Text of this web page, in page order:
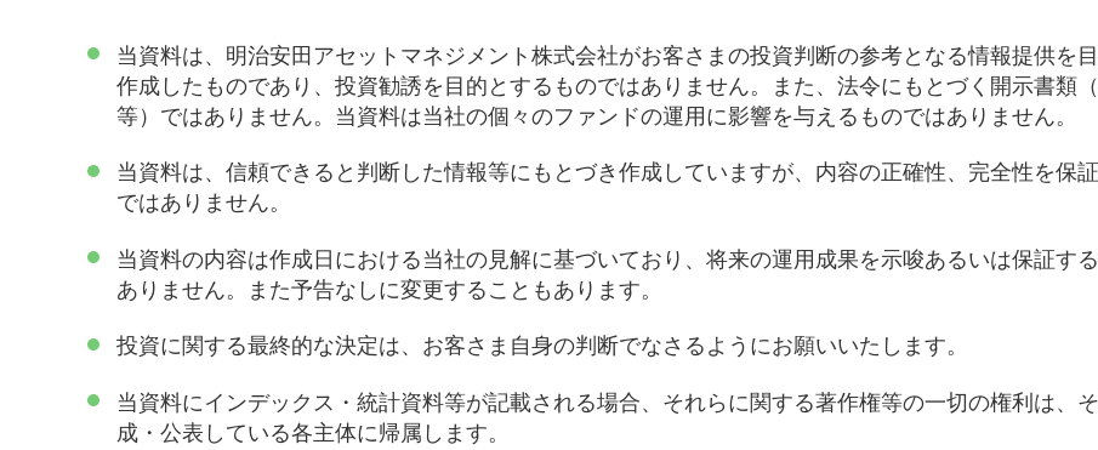
当資料は、明治安田アセットマネジメント株式会社がお客さまの投資判断の参考となる情報提供を
作成したものであり、投資勧誘を目的とするものではありません。また、法令にもとづく開示書類
等）ではありません。当資料は当社の個々のファンドの運用に影響を与えるものではありません。
当資料は、信頼できると判断した情報等にもとづき作成していますが、内容の正確性、完全性を保
ではありません。
当資料の内容は作成日における当社の見解に基づいており、将来の運用成果を示唆あるいは保証す
ありません。また予告なしに変更することもあります。
投資に関する最終的な決定は、お客さま自身の判断でなさるようにお願いいたします。
当資料にインデックス・統計資料等が記載される場合、それらに関する著作権等の一切の権利は、
成・公表している各主体に帰属します。